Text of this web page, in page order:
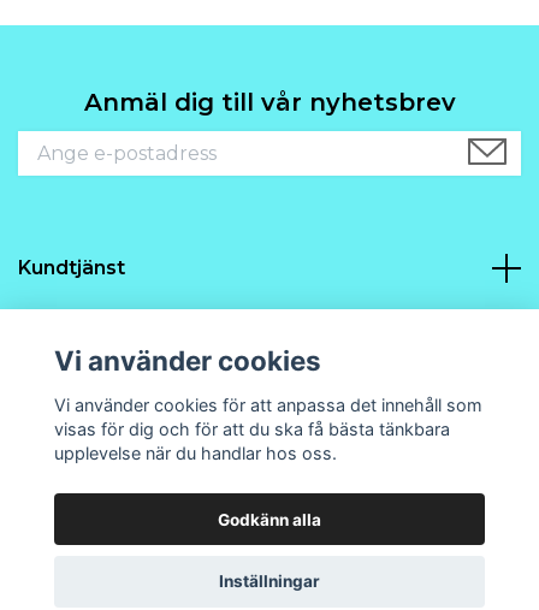
Anmäl dig till vår nyhetsbrev
Kundtjänst
Sociala medier
© 2026 Prins21 Design och hobbyPowered by Quickbutik
Vi använder cookies
Vi använder cookies för att anpassa det innehåll som
visas för dig och för att du ska få bästa tänkbara
upplevelse när du handlar hos oss.
Godkänn alla
Inställningar